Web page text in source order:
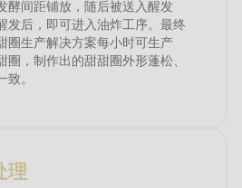
酵间距铺放，随后被送入醒发
发后，即可进入油炸工序。最终
圈生产解决方案每小时可生产
，制作出的甜甜圈外形蓬松、
。
理